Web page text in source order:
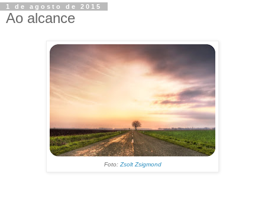
1 de agosto de 2015
Ao alcance
Foto: Zsolt Zsigmond